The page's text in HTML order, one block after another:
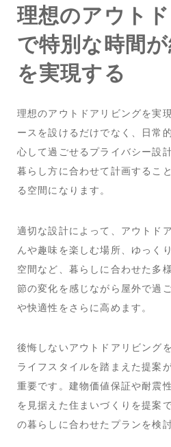
理想のアウト
で特別な時間
を実現する
理想のアウトドアリビングを実
ースを設けるだけでなく、日常
心して過ごせるプライバシー設
暮らし方に合わせて計画するこ
る空間になります。
適切な設計によって、アウトド
んや趣味を楽しむ場所、ゆっく
空間など、暮らしに合わせた多
節の変化を感じながら屋外で過
や快適性をさらに高めます。
後悔しないアウトドアリビング
ライフスタイルを踏まえた提案
重要です。建物価値保証や耐震
を見据えた住まいづくりを提案
の暮らしに合わせたプランを検